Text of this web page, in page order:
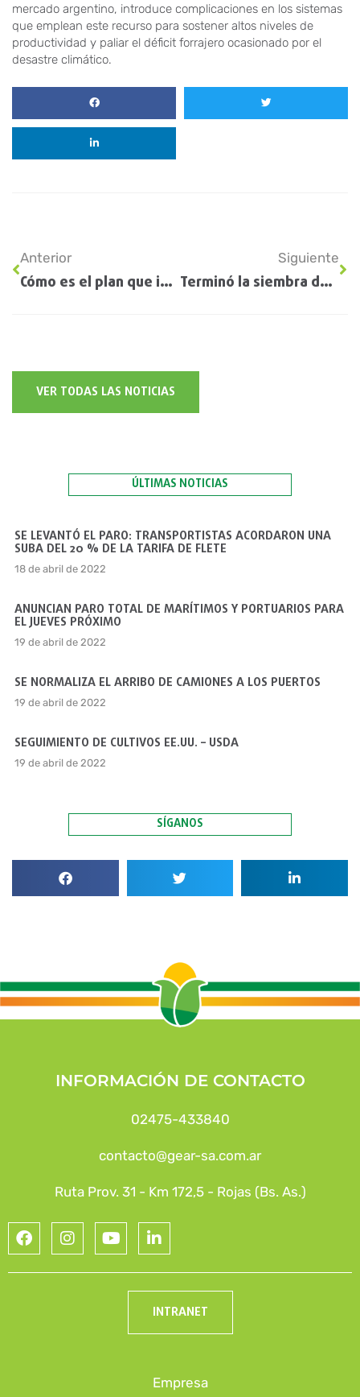
mercado argentino, introduce complicaciones en los sistemas
que emplean este recurso para sostener altos niveles de
productividad y paliar el déficit forrajero ocasionado por el
desastre climático.
Anterior
Cómo es el plan que impulsa el Consejo Agroindustrial Argentino para alcanzar exportaciones por US$ 100.000 millones en diez años
Siguiente
Terminó la siembra de trigo y arranca la gruesa con el girasol, que también aumentaría la superficie
VER TODAS LAS NOTICIAS
ÚLTIMAS NOTICIAS
SE LEVANTÓ EL PARO: TRANSPORTISTAS ACORDARON UNA
SUBA DEL 20 % DE LA TARIFA DE FLETE
18 de abril de 2022
ANUNCIAN PARO TOTAL DE MARÍTIMOS Y PORTUARIOS PARA
EL JUEVES PRÓXIMO
19 de abril de 2022
SE NORMALIZA EL ARRIBO DE CAMIONES A LOS PUERTOS
19 de abril de 2022
SEGUIMIENTO DE CULTIVOS EE.UU. – USDA
19 de abril de 2022
SÍGANOS
INFORMACIÓN DE CONTACTO
02475-433840
contacto@gear-sa.com.ar
Ruta Prov. 31 - Km 172,5 - Rojas (Bs. As.)
INTRANET
Empresa